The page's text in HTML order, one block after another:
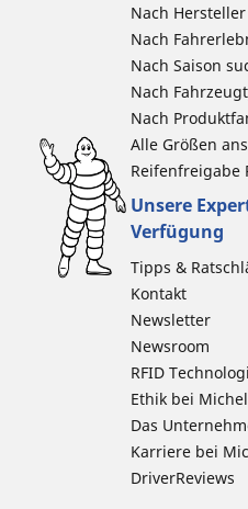
Nach
Nach
Nach Saison
Nach
Nach
Alle Größen
Reifenfreigabe
Unsere
Verfügung
Tipps &
Kontakt
Newsletter
Newsroom
RFID
Ethik bei
Das
Karriere bei
DriverReviews